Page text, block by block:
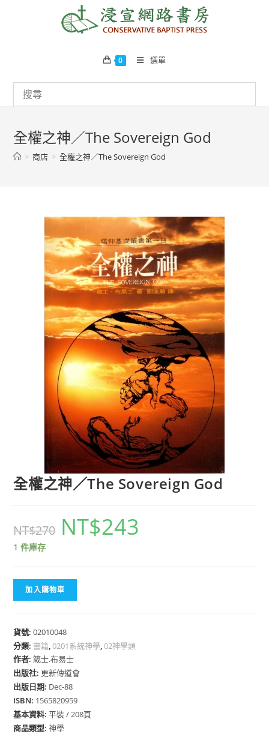
0 選單
全權之神／The Sovereign God
> 商店 > 全權之神／The Sovereign God
全權之神／The Sovereign God
NT$270 NT$243
1 件庫存
加入購物車
貨號:02010048
分類: 書籍,0201系統神學,02神學類
作者:箴士.布易士
出版社:更新傳道會
出版日期: Dec-88
ISBN: 1565820959
基本資料:平裝 / 208頁
商品類型:神學